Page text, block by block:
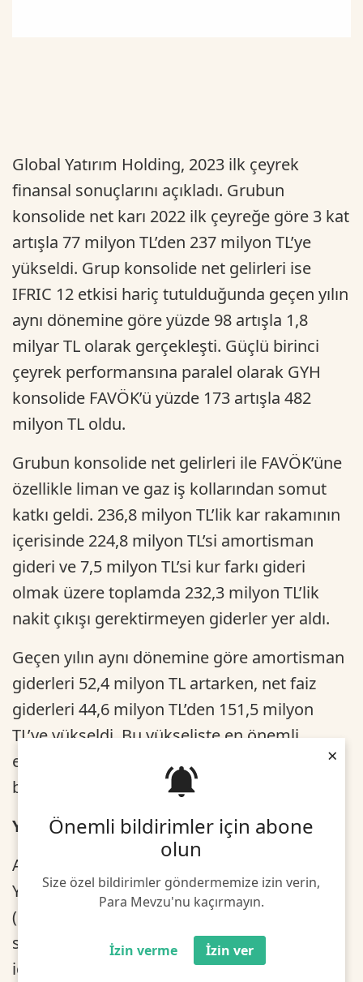
Önemli bildirimler için abone
olun
Size özel bildirimler göndermemize izin verin,
Para Mevzu'nu kaçırmayın.
İzin verme İzin ver
×
Global Yatırım Holding, 2023 ilk çeyrek
finansal sonuçlarını açıkladı. Grubun
konsolide net karı 2022 ilk çeyreğe göre 3 kat
artışla 77 milyon TL’den 237 milyon TL’ye
yükseldi. Grup konsolide net gelirleri ise
IFRIC 12 etkisi hariç tutulduğunda geçen yılın
aynı dönemine göre yüzde 98 artışla 1,8
milyar TL olarak gerçekleşti. Güçlü birinci
çeyrek performansına paralel olarak GYH
konsolide FAVÖK’ü yüzde 173 artışla 482
milyon TL oldu.
Grubun konsolide net gelirleri ile FAVÖK’üne
özellikle liman ve gaz iş kollarından somut
katkı geldi. 236,8 milyon TL’lik kar rakamının
içerisinde 224,8 milyon TL’si amortisman
gideri ve 7,5 milyon TL’si kur farkı gideri
olmak üzere toplamda 232,3 milyon TL’lik
nakit çıkışı gerektirmeyen giderler yer aldı.
Geçen yılın aynı dönemine göre amortisman
giderleri 52,4 milyon TL artarken, net faiz
giderleri 44,6 milyon TL’den 151,5 milyon
TL’ye yükseldi. Bu yükselişte en önemli
etkenler LIBOR artışı ve TL'nin yabancı para
birimleri karşısında değer kaybı oldu.
YAKALANAN İVME DEVAM EDECEK
Açıklamada görüşlerine yer verilen GYH
Yönetim Kurulu Başkanı ve Üst Yönetcisi
(CEO) Mehmet Kutman, ilk çeyrekteki güçlü
sonuçların etkisiyle 2023’e, yılın geri kalanı
için gelecek vaat eden bir başlangıç